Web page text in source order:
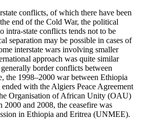
conflicts, of which there have been
end of the Cold War, the political
intra-state conflicts tends not to be
separation may be possible in cases of
interstate wars involving smaller
approach was quite similar
border conflicts between
the 1998–2000 war between Ethiopia
with the Algiers Peace Agreement
Organisation of African Unity (OAU)
2000 and 2008, the ceasefire was
in Ethiopia and Eritrea (UNMEE).